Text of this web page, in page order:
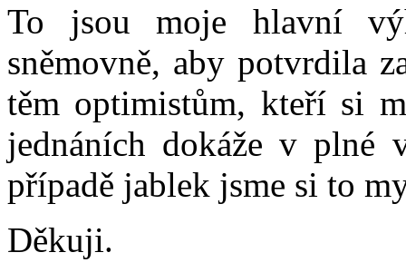
To jsou moje hlavní
sněmovně, aby potvrdila
těm optimistům, kteří si
jednáních dokáže v plné
případě jablek jsme si to
Děkuji.